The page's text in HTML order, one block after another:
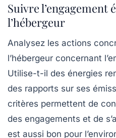
Suivre l’engagement
l’hébergeur
Analysez les actions
l’hébergeur concernant
Utilise-t-il des énergies
des rapports sur ses
critères permettent de
des engagements et de
est aussi bon pour